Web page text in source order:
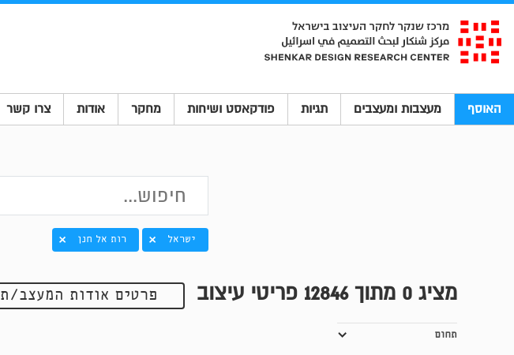
האוסף מעצבות ומעצבים תגיות פודקאסט ושיחות מחקר אודות צרו קשר
ישראל רות אל חנן
מציג 0 מתוך 12846 פריטי עיצוב פרטים אודות המעצב/ת
תחום